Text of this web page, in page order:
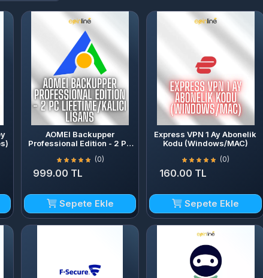
AOMEI Backupper
Professional Edition - 2 PC
(0)
999.00 TL
Sepete Ekle
Express VPN 1 Ay Abonelik
Kodu (Windows/MAC)
(0)
160.00 TL
Sepete Ekle